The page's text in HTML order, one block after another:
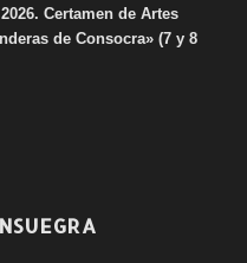
Certamen de Artes
de Consocra» (7 y 8